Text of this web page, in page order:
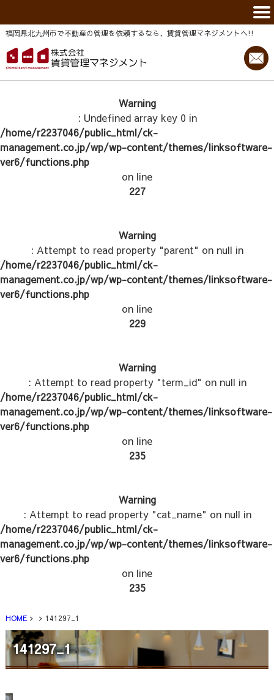
福岡県北九州市で不動産の管理を依頼するなら、賃貸管理マネジメントヘ!!
Warning
: Undefined array key 0 in
/home/r2237046/public_html/ck-
management.co.jp/wp/wp-content/themes/linksoftware-
ver6/functions.php
on line
227
Warning
: Attempt to read property "parent" on null in
/home/r2237046/public_html/ck-
management.co.jp/wp/wp-content/themes/linksoftware-
ver6/functions.php
on line
229
Warning
: Attempt to read property "term_id" on null in
/home/r2237046/public_html/ck-
management.co.jp/wp/wp-content/themes/linksoftware-
ver6/functions.php
on line
235
Warning
: Attempt to read property "cat_name" on null in
/home/r2237046/public_html/ck-
management.co.jp/wp/wp-content/themes/linksoftware-
ver6/functions.php
on line
235
HOME 141297_1
141297_1